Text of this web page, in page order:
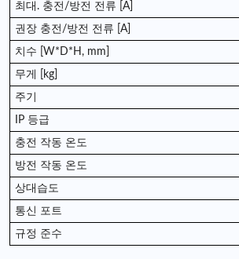
최대. 충전/방전 전류 [A]
권장 충전/방전 전류 [A]
치수 [W*D*H, mm]
무게 [kg]
주기
IP 등급
충전 작동 온도
방전 작동 온도
상대습도
통신 포트
규정 준수